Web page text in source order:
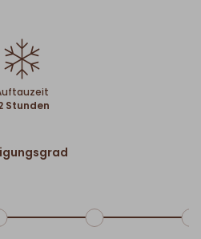
Stunden